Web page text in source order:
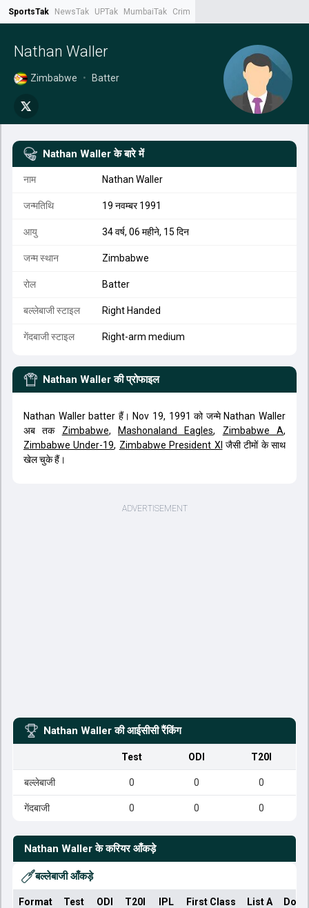
SportsTak NewsTak UPTak MumbaiTak CrimeTak
Nathan Waller
Zimbabwe • Batter
Nathan Waller के बारे में
नाम Nathan Waller
जन्मतिथि 19 नवम्बर 1991
आयु 34 वर्ष, 06 महीने, 15 दिन
जन्म स्थान Zimbabwe
रोल Batter
बल्लेबाजी स्टाइल Right Handed
गेंदबाजी स्टाइल Right-arm medium
Nathan Waller की प्रोफाइल
Nathan Waller batter हैं। Nov 19, 1991 को जन्मे Nathan Waller
अब तक Zimbabwe, Mashonaland Eagles, Zimbabwe A,
Zimbabwe Under-19, Zimbabwe President XI जैसी टीमों के साथ
खेल चुके हैं।
Nathan Waller की आईसीसी रैंकिंग
Test ODI T20I
बल्लेबाजी 0 0 0
गेंदबाजी 0 0 0
Nathan Waller के करियर आँकड़े
बल्लेबाजी आँकड़े
Format Test ODI T20I IPL First Class List A